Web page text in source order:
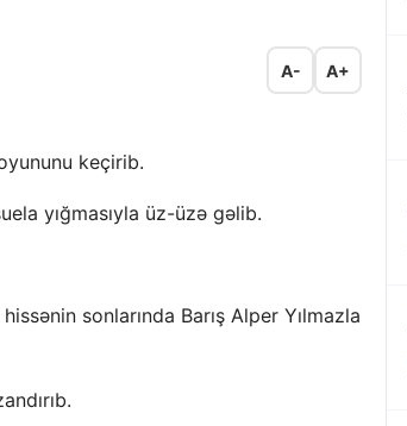
A- A+
keçirib.
yığmasıyla üz-üzə gəlib.
sonlarında Barış Alper Yılmazla